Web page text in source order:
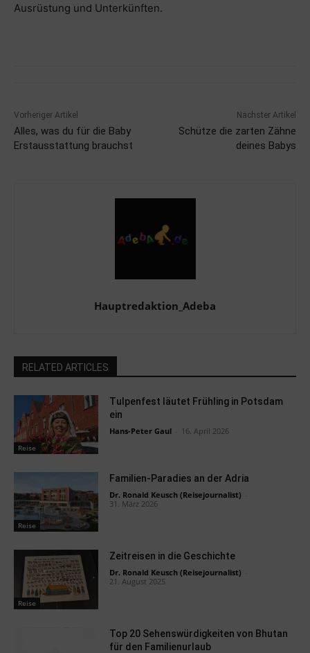
Ausrüstung und Unterkünften.
Vorheriger Artikel
Alles, was du für die Baby
Erstausstattung brauchst
Nächster Artikel
Schütze die zarten Zähne
deines Babys
Hauptredaktion_Adeba
RELATED ARTICLES
Reise
Tulpenfest läutet Frühling in Potsdam
ein
Hans-Peter Gaul 16. April 2026
Reise
Familien-Paradies an der Adria
Dr. Ronald Keusch (Reisejournalist)
31. März 2026
Reise
Zeitreisen in die Geschichte
Dr. Ronald Keusch (Reisejournalist)
21. August 2025
Top 20 Sehenswürdigkeiten von Bhutan
für den Familienurlaub